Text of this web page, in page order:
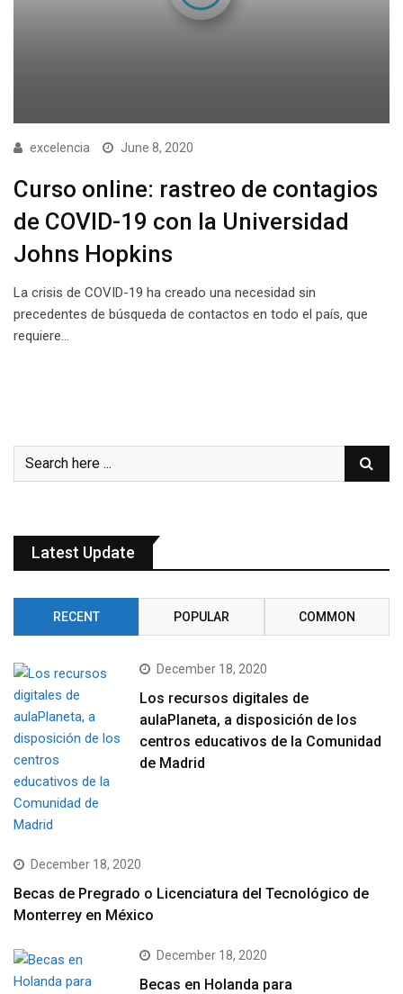
excelencia June 8, 2020
Curso online: rastreo de contagios
de COVID-19 con la Universidad
Johns Hopkins
La crisis de COVID-19 ha creado una necesidad sin
precedentes de búsqueda de contactos en todo el país, que
requiere…
Latest Update
RECENT POPULAR COMMON
December 18, 2020
Los recursos digitales de
aulaPlaneta, a disposición de los
centros educativos de la Comunidad
de Madrid
December 18, 2020
Becas de Pregrado o Licenciatura del Tecnológico de
Monterrey en México
December 18, 2020
Becas en Holanda para